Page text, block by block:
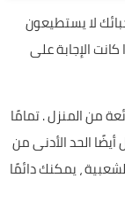
لا يستطيعون
الإجابة على
من المنزل . تمامًا
الحد الأدنى من
، يمكنك دائمًا